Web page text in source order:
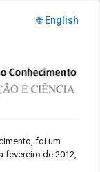
🌐 English
foi um
fevereiro de 2012,